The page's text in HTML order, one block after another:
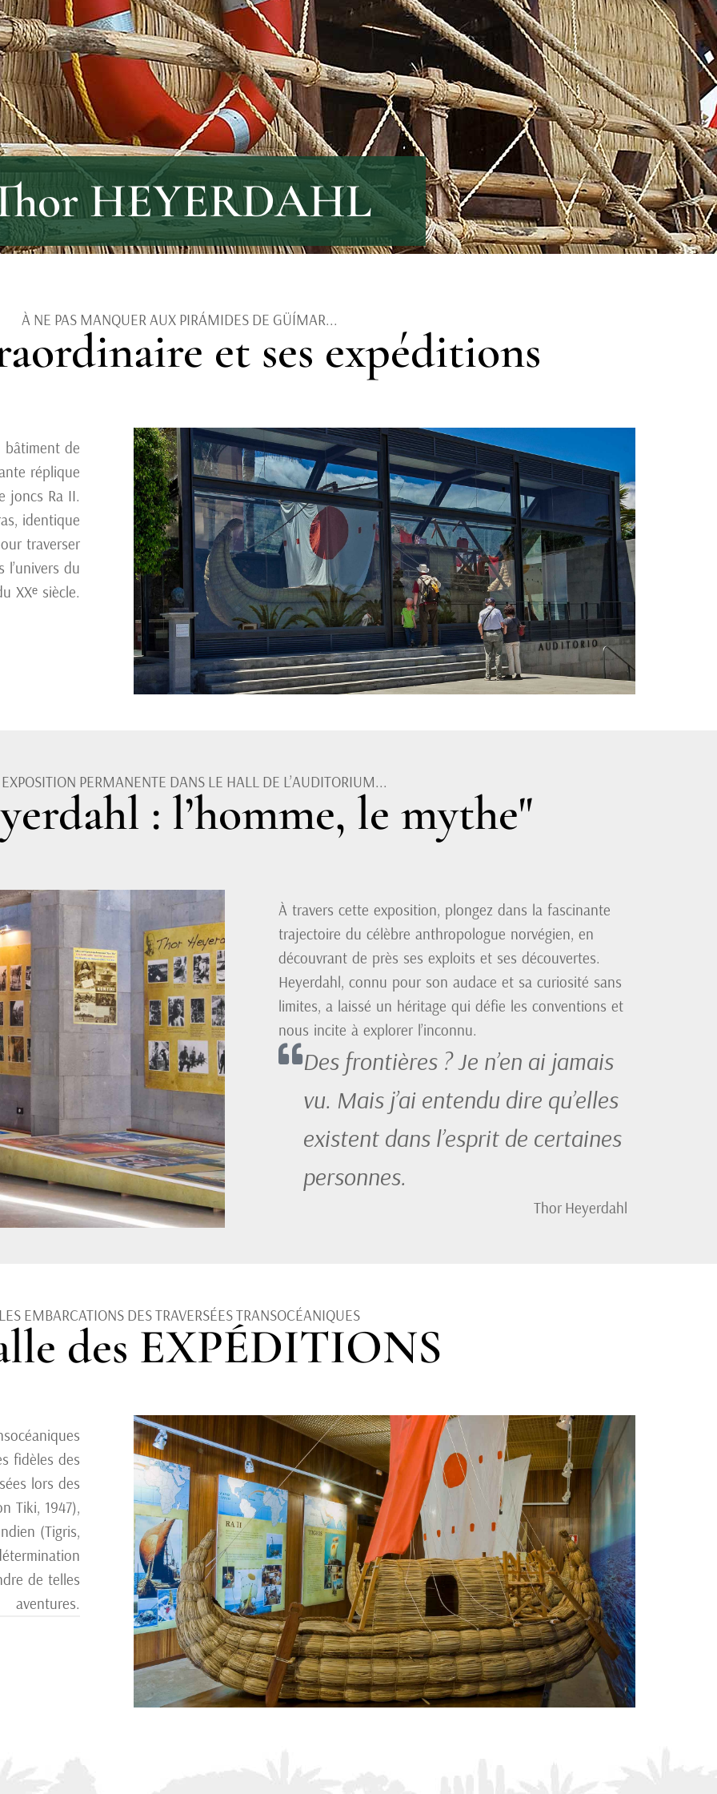
HEYERDAHL
À NE PAS MANQUER AUX PIRÁMIDES DE GÜÍMAR...
et ses expéditions
bâtiment de
réplique
joncs Ra II.
identique
traverser
l’univers du
XXᵉ siècle.
PERMANENTE DANS LE HALL DE L’AUDITORIUM...
: l’homme, le mythe"
À travers cette exposition, plongez dans la fascinante
trajectoire du célèbre anthropologue norvégien, en
découvrant de près ses exploits et ses découvertes.
Heyerdahl, connu pour son audace et sa curiosité sans
limites, a laissé un héritage qui défie les conventions et
nous incite à explorer l’inconnu.
Des frontières ? Je n’en ai jamais
vu. Mais j’ai entendu dire qu’elles
existent dans l’esprit de certaines
personnes.
Thor Heyerdahl
EMBARCATIONS DES TRAVERSÉES TRANSOCÉANIQUES
des EXPÉDITIONS
fidèles des
lors des
Tiki, 1947),
(Tigris,
de telles
aventures.